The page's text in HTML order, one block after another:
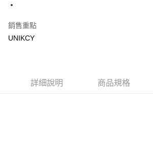
銷售重點
UNIKCY
詳細說明 商品規格